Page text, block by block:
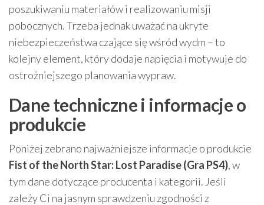
poszukiwaniu materiałów i realizowaniu misji
pobocznych. Trzeba jednak uważać na ukryte
niebezpieczeństwa czające się wśród wydm – to
kolejny element, który dodaje napięcia i motywuje do
ostrożniejszego planowania wypraw.
Dane techniczne i informacje o
produkcie
Poniżej zebrano najważniejsze informacje o produkcie
Fist of the North Star: Lost Paradise (Gra PS4), w
tym dane dotyczące producenta i kategorii. Jeśli
zależy Ci na jasnym sprawdzeniu zgodności z